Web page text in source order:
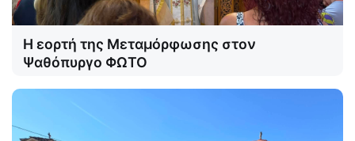
Η εορτή της Μεταμόρφωσης στον
Ψαθόπυργο ΦΩΤΟ